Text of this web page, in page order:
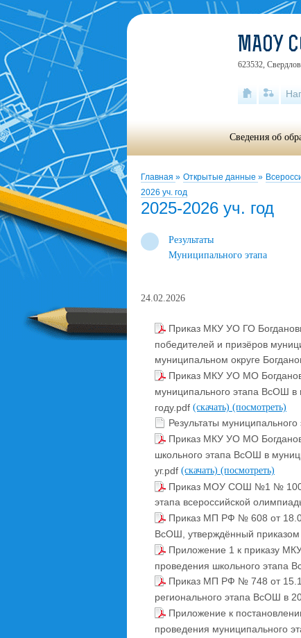
Главная » Открытые данные »
2026 уч. год
2025-2026 уч. год
Результаты
Муниципального этапа
24.02.2026
Приказ МКУ УО ГО
победителей и призёров
муниципальном округе
Приказ МКУ УО МО
муниципального этапа ВсОШ в
году.pdf (скачать) (посмотреть)
Результаты
Приказ МКУ УО МО
школьного этапа ВсОШ в
уг.pdf (скачать) (посмотреть)
Приказ МОУ СОШ №1 № 100
этапа всероссийской
Приказ МП РФ № 608 от
ВсОШ, утверждённый
Приложение 1 к приказу
проведения школьного этапа
Приказ МП РФ № 748 от
регионального этапа ВсОШ в
Приложение к
проведения муниципального
МАОУ
623532,
Сведения об